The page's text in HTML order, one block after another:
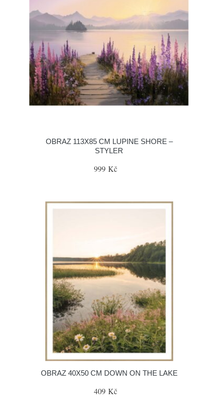
OBRAZ 113X85 CM LUPINE SHORE –
STYLER
999 Kč
OBRAZ 40X50 CM DOWN ON THE LAKE
409 Kč